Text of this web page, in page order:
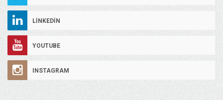
LINKEDIN
YOUTUBE
INSTAGRAM